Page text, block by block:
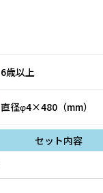
6歳以上
直径φ4×480（mm）
セット内容